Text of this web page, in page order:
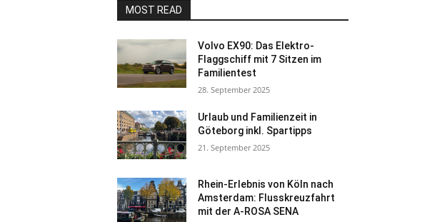
MOST READ
Volvo EX90: Das Elektro-
Flaggschiff mit 7 Sitzen im
Familientest
28. September 2025
Urlaub und Familienzeit in
Göteborg inkl. Spartipps
21. September 2025
Rhein-Erlebnis von Köln nach
Amsterdam: Flusskreuzfahrt
mit der A-ROSA SENA